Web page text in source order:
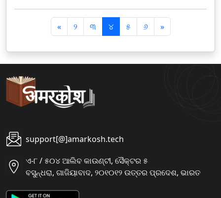
«पि
छ
ला
୨ ୩ ୪ ୫ ୬ »अ
ग
ला
support[@]amarkosh.tech
ଏ-୮ / ୫୦୪ ଆଲିବ କାଉଣ୍ଟୀ, ସୈକ୍ଟର ୫
ବସୁନ୍ଧରା, ଗାଜିୟାବାଦ, ୨୦୧୦୧୨ ଉତ୍ତର ପ୍ରଦେଶ, ଭାରତ